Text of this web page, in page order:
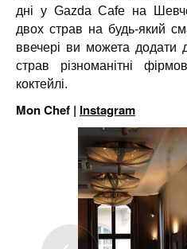
дні у Gazda Cafe на
двох страв на будь-який
ввечері ви можета додати
страв різноманітні
коктейлі.
Mon Chef | Instagram